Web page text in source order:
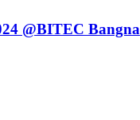
@BITEC Bangna